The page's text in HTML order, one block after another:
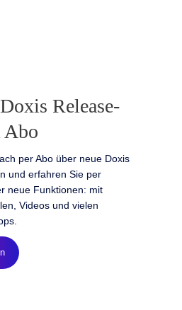
Release-
Abo
per Abo über neue Doxis
und erfahren Sie per
neue Funktionen: mit
Videos und vielen